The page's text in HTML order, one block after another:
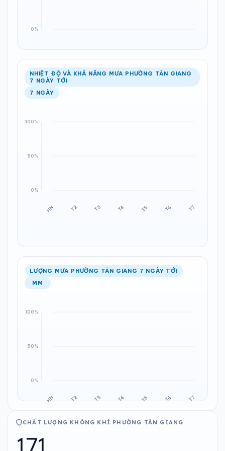
NHIỆT ĐỘ VÀ KHẢ NĂNG MƯA PHƯỜNG TÂN GIANG
7 NGÀY TỚI
7 NGÀY
LƯỢNG MƯA PHƯỜNG TÂN GIANG 7 NGÀY TỚI
MM
CHẤT LƯỢNG KHÔNG KHÍ PHƯỜNG TÂN GIANG